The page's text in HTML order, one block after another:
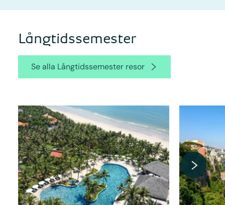
Långtids­semester
Se alla Långtids­semester resor